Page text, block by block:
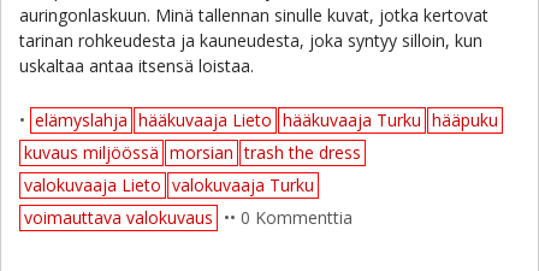
auringonlaskuun. Minä tallennan sinulle kuvat, jotka kertovat
tarinan rohkeudesta ja kauneudesta, joka syntyy silloin, kun
uskaltaa antaa itsensä loistaa.
• elämyslahja hääkuvaaja Lieto hääkuvaaja Turku hääpuku
kuvaus miljöössä morsian trash the dress
valokuvaaja Lieto valokuvaaja Turku
voimauttava valokuvaus •• 0 Kommenttia